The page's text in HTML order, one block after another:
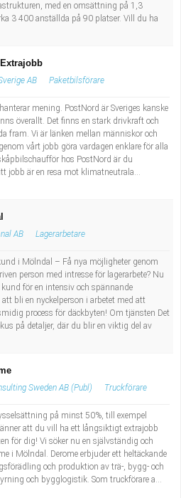
med en omsättning på 1,3
3 400 anställda på 90 platser. Vill du ha
AB Paketbilsförare
mening. PostNord är Sveriges kanske
överallt. Det finns en stark drivkraft och
fram. Vi är länken mellan människor och
vårt jobb göra vardagen enklare för alla
hos PostNord är du
jobb är en resa mot klimatneutrala...
AB Lagerarbetare
i Mölndal – Få nya möjligheter genom
person med intresse för lagerarbete? Nu
för en intensiv och spännande
bli en nyckelperson i arbetet med att
process för däckbyten! Om tjänsten Det
på detaljer, där du blir en viktig del av
Sweden AB (Publ) Truckförare
på minst 50%, till exempel
att du vill ha ett långsiktigt extrajobb
för dig! Vi söker nu en självständig och
i Mölndal. Derome erbjuder ett heltäckande
och produktion av trä-, bygg- och
och bygglogistik. Som truckförare a...